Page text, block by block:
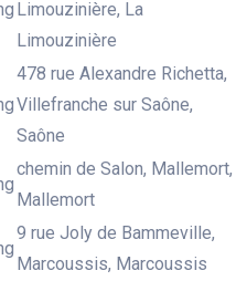
Limouzinière, La
Limouzinière
478 rue Alexandre Richetta,
Villefranche sur Saône,
Saône
chemin de Salon, Mallemort,
Mallemort
9 rue Joly de Bammeville,
Marcoussis, Marcoussis